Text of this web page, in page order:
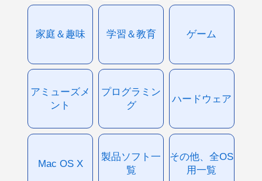
家庭＆趣味 学習＆教育 ゲーム
アミューズメ
ント
プログラミン
グ
ハードウェア
Mac OS X
製品ソフト一
覧
その他、全OS
用一覧